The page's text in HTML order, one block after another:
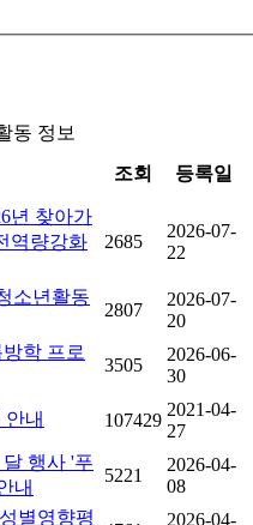
동 정보
조회 등록일
년 찾아가
역량강화
2685
2026-07-
22
소년활동
2807
2026-07-
20
학 프로
3505
2026-06-
30
내 107429
2021-04-
27
행사 '푸
내
5221
2026-04-
08
별영향평
2026-04-